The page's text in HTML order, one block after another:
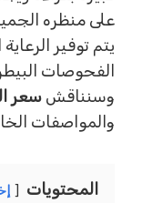
على منظره
يتم توفير الرعاية
الفحوصات
وسنناقشسعر
والمواصفات
المحتويات